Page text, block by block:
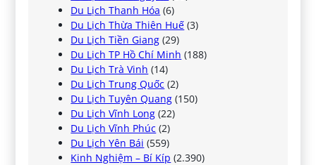
Du Lịch Thanh Hóa (6)
Du Lịch Thừa Thiên Huế (3)
Du Lịch Tiền Giang (29)
Du Lịch TP Hồ Chí Minh (188)
Du Lịch Trà Vinh (14)
Du Lịch Trung Quốc (2)
Du Lịch Tuyên Quang (150)
Du Lịch Vĩnh Long (22)
Du Lịch Vĩnh Phúc (2)
Du Lịch Yên Bái (559)
Kinh Nghiệm – Bí Kíp (2.390)